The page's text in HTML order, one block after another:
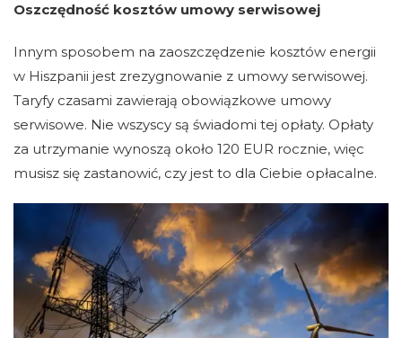
Oszczędność kosztów umowy serwisowej
Innym sposobem na zaoszczędzenie kosztów energii
w Hiszpanii jest zrezygnowanie z umowy serwisowej.
Taryfy czasami zawierają obowiązkowe umowy
serwisowe. Nie wszyscy są świadomi tej opłaty. Opłaty
za utrzymanie wynoszą około 120 EUR rocznie, więc
musisz się zastanowić, czy jest to dla Ciebie opłacalne.